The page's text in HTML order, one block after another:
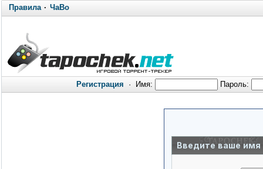
Правила· ЧаВо
Регистрация · Имя: Пароль:
Введите ваше имя